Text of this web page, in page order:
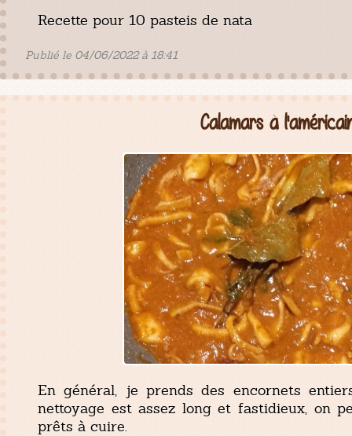
Recette pour 10 pasteis de nata
Publié le 04/06/2022 à 18:41
Calamars à
En général, je prends des encornets
nettoyage est assez long et fastidieux, on
prêts à cuire.